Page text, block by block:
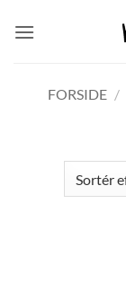
FORSIDE /